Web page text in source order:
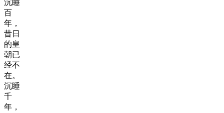
沉睡
百
年，
昔日
的皇
朝已
经不
在。
沉睡
千
年，